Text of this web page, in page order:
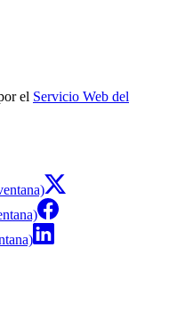
el Servicio Web del